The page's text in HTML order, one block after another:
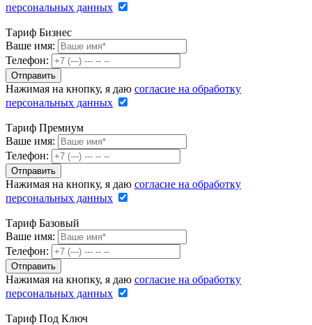
персональных данных
Тариф Бизнес
Ваше имя:
Телефон:
Нажимая на кнопку, я даю согласие на обработку
персональных данных
Тариф Премиум
Ваше имя:
Телефон:
Нажимая на кнопку, я даю согласие на обработку
персональных данных
Тариф Базовый
Ваше имя:
Телефон:
Нажимая на кнопку, я даю согласие на обработку
персональных данных
Тариф Под Ключ